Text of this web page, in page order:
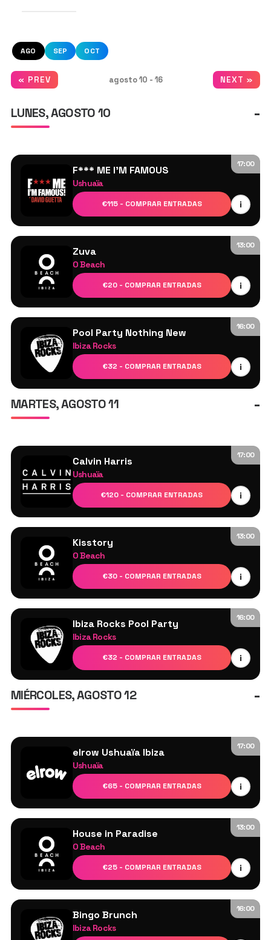
AGO SEP OCT
« PREV agosto 10 - 16 NEXT »
LUNES, AGOSTO 10 -
17:00
F*** ME I'M FAMOUS
Ushuaïa
€115 - COMPRAR ENTRADAS i
David Guetta
The Chainsmokers
Paul Reynolds
13:00
Zuva
O Beach
€20 - COMPRAR ENTRADAS i
Cabezas de cartel: Por anunciar
Jamie Love
Sam Dungate
16:00
Pool Party Nothing New
Ibiza Rocks
€32 - COMPRAR ENTRADAS i
DJs Residentes de Ibiza Rocks
MARTES, AGOSTO 11 -
17:00
Calvin Harris
Ushuaïa
€120 - COMPRAR ENTRADAS i
Calvin Harris
Diplo
Tyson O’Brien
13:00
Kisstory
O Beach
€30 - COMPRAR ENTRADAS i
Justin Wilkes
DJ Cameo
Lucy Jane
Sam Dungate
Albert Bace a la batería en directo
16:00
Ibiza Rocks Pool Party
Ibiza Rocks
€32 - COMPRAR ENTRADAS i
DJs de Ibiza Rocks
MIÉRCOLES, AGOSTO 12 -
17:00
elrow Ushuaïa Ibiza
Ushuaïa
€65 - COMPRAR ENTRADAS i
Bastian Bux
Ilario Alicante
Melanie Ribbe
Paco Osuna
13:00
House in Paradise
O Beach
€25 - COMPRAR ENTRADAS i
Ardent
Dayl
Damon Hess
Jamie Love
Morgan Kasiera
16:00
Bingo Brunch
Ibiza Rocks